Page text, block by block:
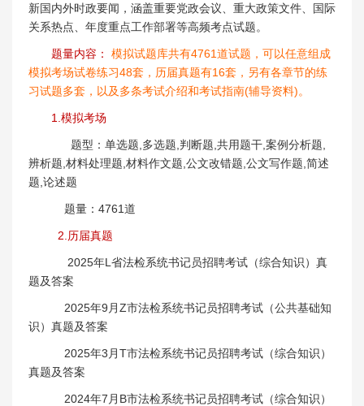
新国内外时政要闻，涵盖重要党政会议、重大政策文件、国际
关系热点、年度重点工作部署等高频考点试题。
题量内容： 模拟试题库共有4761道试题，可以任意组成
模拟考场试卷练习48套，历届真题有16套，另有各章节的练
习试题多套，以及多条考试介绍和考试指南(辅导资料)。
1.模拟考场
题型：单选题,多选题,判断题,共用题干,案例分析题,
辨析题,材料处理题,材料作文题,公文改错题,公文写作题,简述
题,论述题
题量：4761道
2.历届真题
2025年L省法检系统书记员招聘考试（综合知识）真
题及答案
2025年9月Z市法检系统书记员招聘考试（公共基础知
识）真题及答案
2025年3月T市法检系统书记员招聘考试（综合知识）
真题及答案
2024年7月B市法检系统书记员招聘考试（综合知识）